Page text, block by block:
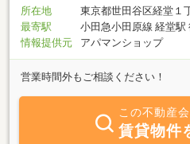
所在地
東京都世田谷区経堂１
最寄駅
小田急小田原線 経堂駅
情報提供元
アパマンショップ
営業時間外もご相談ください！
この不動産
賃貸物件